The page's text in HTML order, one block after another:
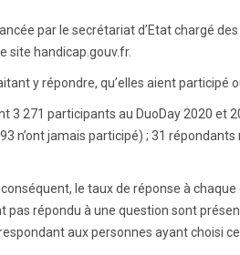
par le secrétariat d’Etat chargé
site handicap.gouv.fr.
y répondre, qu’elles aient participé
271 participants au DuoDay 2020 et
n’ont jamais participé) ; 31 répondants
le taux de réponse à
répondu à une question sont
aux personnes ayant choisi